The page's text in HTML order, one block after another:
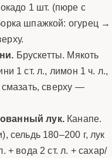
1 шт. (пюре с
шпажкой: огурец →
Брускетты. Мякоть
1 ст. л., лимон 1 ч. л.,
смазать, сверху —
лук.Канапе.
сельдь 180–200 г, лук
+ вода 2 ст. л. + сахар/